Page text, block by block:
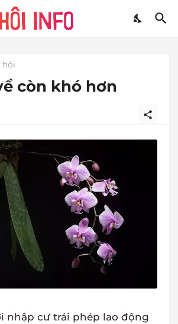
hội
còn khó hơn
nhập cư trái phép lao động